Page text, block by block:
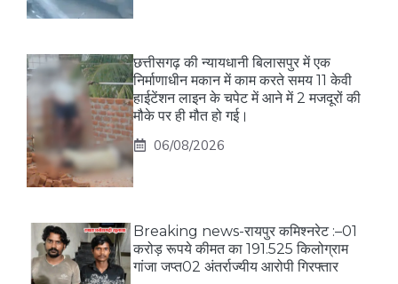
छत्तीसगढ़ की न्यायधानी बिलासपुर में एक
निर्माणाधीन मकान में काम करते समय 11 केवी
हाईटेंशन लाइन के चपेट में आने में 2 मजदूरों की
मौके पर ही मौत हो गई।
06/08/2026
Breaking news-रायपुर कमिश्नरेट :–01
करोड़ रूपये कीमत का 191.525 किलोग्राम
गांजा जप्त02 अंतर्राज्यीय आरोपी गिरफ्तार